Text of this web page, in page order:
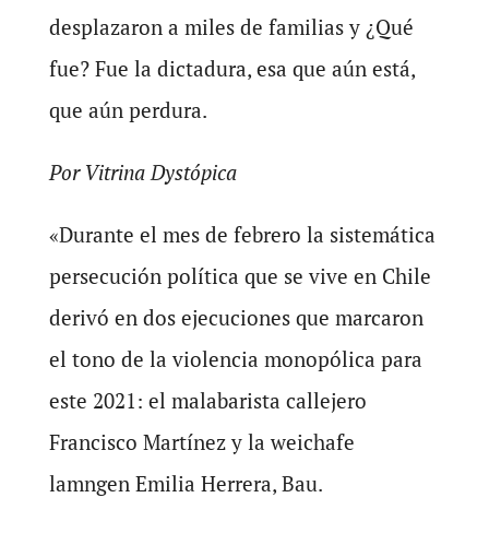
desplazaron a miles de familias y ¿Qué
fue? Fue la dictadura, esa que aún está,
que aún perdura.
Por Vitrina Dystópica
«Durante el mes de febrero la sistemática
persecución política que se vive en Chile
derivó en dos ejecuciones que marcaron
el tono de la violencia monopólica para
este 2021: el malabarista callejero
Francisco Martínez y la weichafe
lamngen Emilia Herrera, Bau.